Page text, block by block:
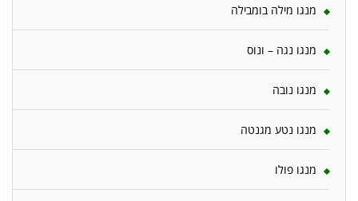
מנגו מילה בומבילה
מנגו נגה – ונוס
מנגו נובה
מנגו נטע מגנטה
מנגו פולו